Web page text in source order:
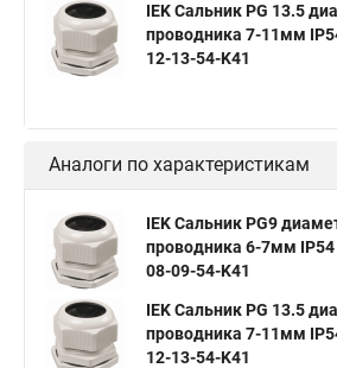
IEK Сальник PG 13.5
проводника 7-11мм
12-13-54-K41
Аналоги по характеристикам
IEK Сальник PG9
проводника 6-7мм IP54
08-09-54-K41
IEK Сальник PG 13.5
проводника 7-11мм
12-13-54-K41